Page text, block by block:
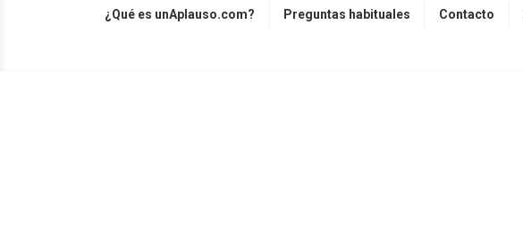
¿Qué es unAplauso.com? Preguntas habituales Contacto